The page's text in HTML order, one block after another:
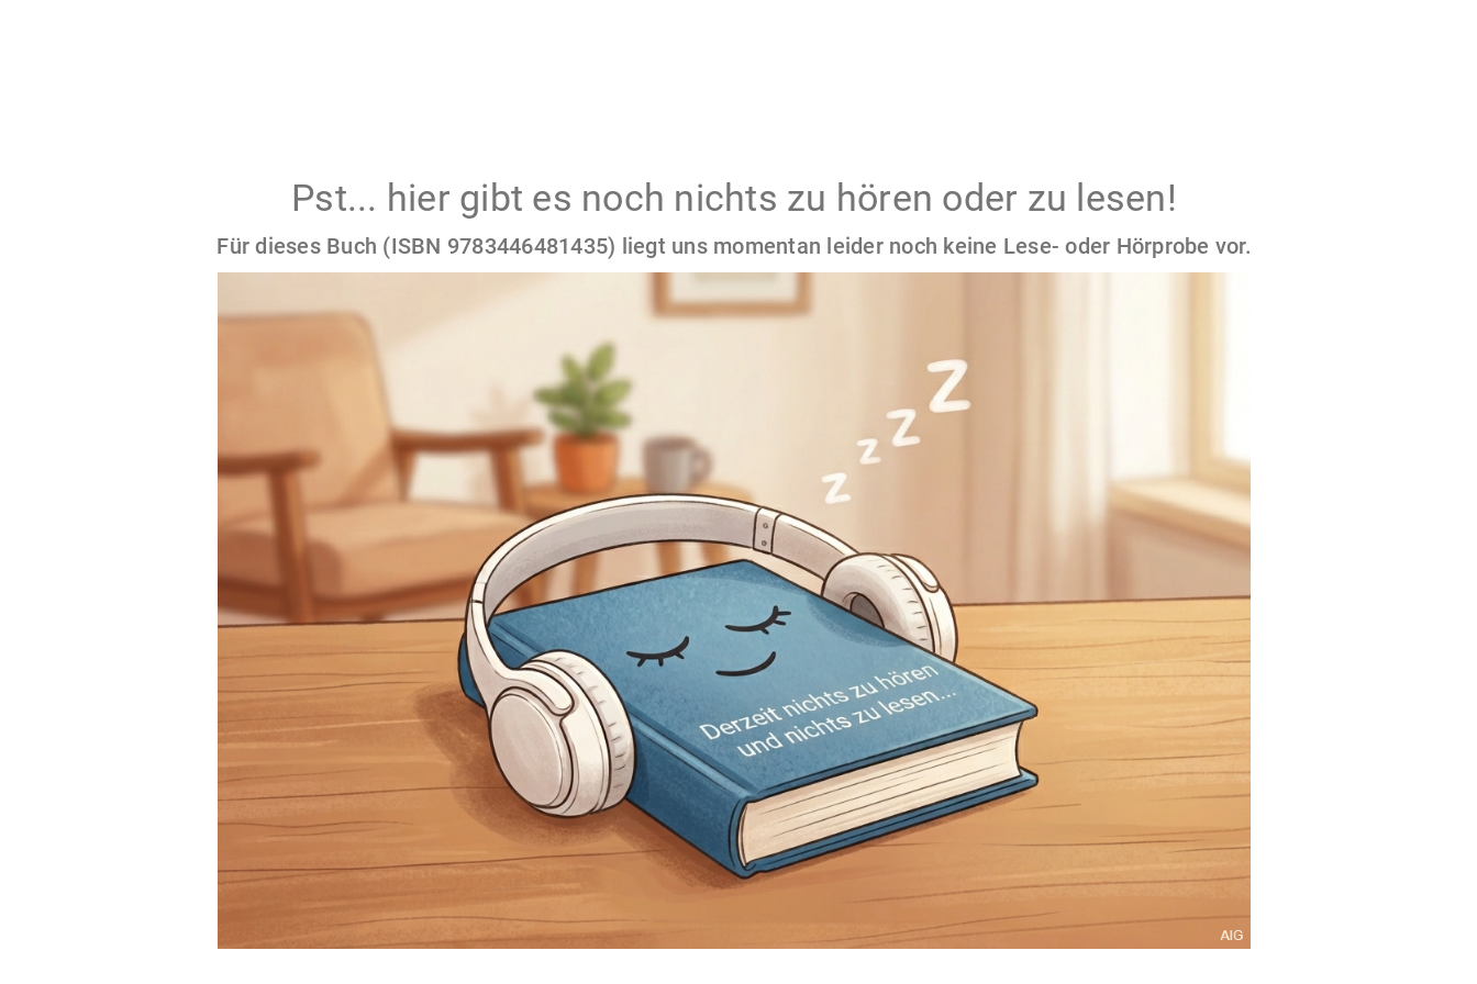
Pst... hier gibt es noch nichts zu hören oder zu lesen!
Für dieses Buch (ISBN 9783446481435) liegt uns momentan leider noch keine Lese- oder Hörprobe vor.